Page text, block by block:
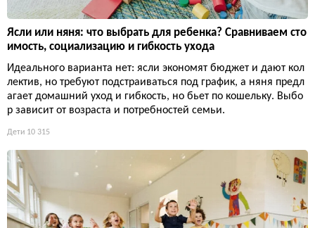
Ясли или няня: что выбрать для ребенка? Сравниваем сто
имость, социализацию и гибкость ухода
Идеального варианта нет: ясли экономят бюджет и дают кол
лектив, но требуют подстраиваться под график, а няня предл
агает домашний уход и гибкость, но бьет по кошельку. Выбо
р зависит от возраста и потребностей семьи.
Дети 10 315